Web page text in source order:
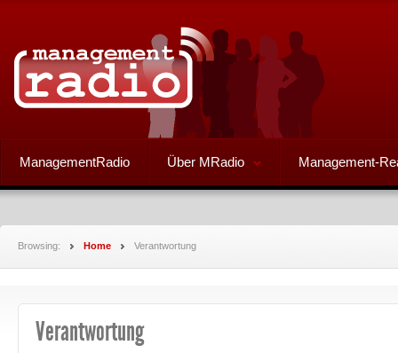
ManagementRadio Über MRadio Management-
Browsing: Home Verantwortung
Verantwortung